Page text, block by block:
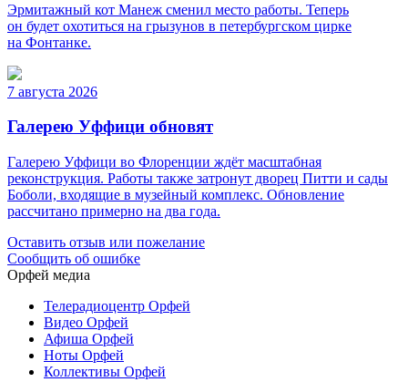
Эрмитажный кот Манеж сменил место работы. Теперь
он будет охотиться на грызунов в петербургском цирке
на Фонтанке.
7 августа 2026
Галерею Уффици обновят
Галерею Уффици во Флоренции ждёт масштабная
реконструкция. Работы также затронут дворец Питти и сады
Боболи, входящие в музейный комплекс. Обновление
рассчитано примерно на два года.
Оставить отзыв или пожелание
Сообщить об ошибке
Орфей медиа
Телерадиоцентр Орфей
Видео Орфей
Афиша Орфей
Ноты Орфей
Коллективы Орфей